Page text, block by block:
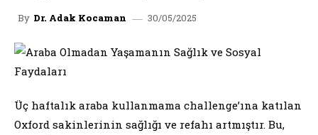
By Dr. Adak Kocaman 30/05/2025
Üç haftalık araba kullanmama challenge’ına katılan
Oxford sakinlerinin sağlığı ve refahı artmıştır. Bu,